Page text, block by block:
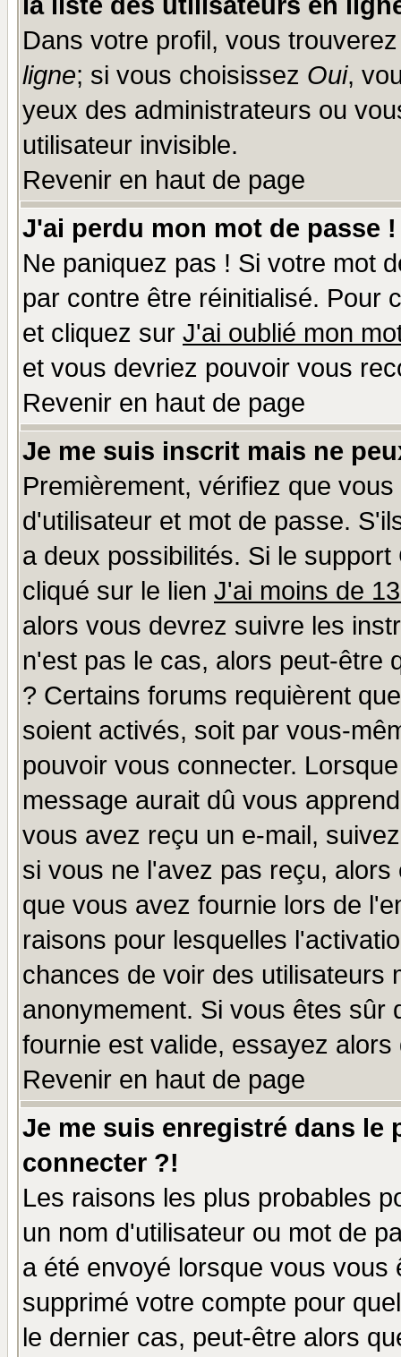
Dans votre profil, vous
ligne; si vous choisissez Oui,
yeux des administrateurs ou
utilisateur invisible.
Revenir en haut de page
J'ai perdu mon mot de passe !
Ne paniquez pas ! Si votre mot
par contre être réinitialisé. Pour
et cliquez sur J'ai oublié mon
et vous devriez pouvoir vous
Revenir en haut de page
Je me suis inscrit mais ne
Premièrement, vérifiez que
d'utilisateur et mot de passe.
a deux possibilités. Si le
cliqué sur le lien J'ai moins de
alors vous devrez suivre les
n'est pas le cas, alors peut-être
? Certains forums requièrent
soient activés, soit par vous-
pouvoir vous connecter.
message aurait dû vous
vous avez reçu un e-mail,
si vous ne l'avez pas reçu,
que vous avez fournie lors de
raisons pour lesquelles
chances de voir des utilisateurs
anonymement. Si vous êtes sûr
fournie est valide, essayez
Revenir en haut de page
Je me suis enregistré dans le
connecter ?!
Les raisons les plus probables
un nom d'utilisateur ou mot de
a été envoyé lorsque vous
supprimé votre compte pour
le dernier cas, peut-être alors